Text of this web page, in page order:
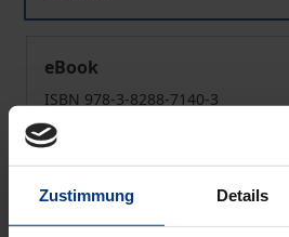
Zustimmung Details
eBook
ISBN 978-3-8288-7140-3
Available
Prices include VAT. Depending on
may vary at checkout.